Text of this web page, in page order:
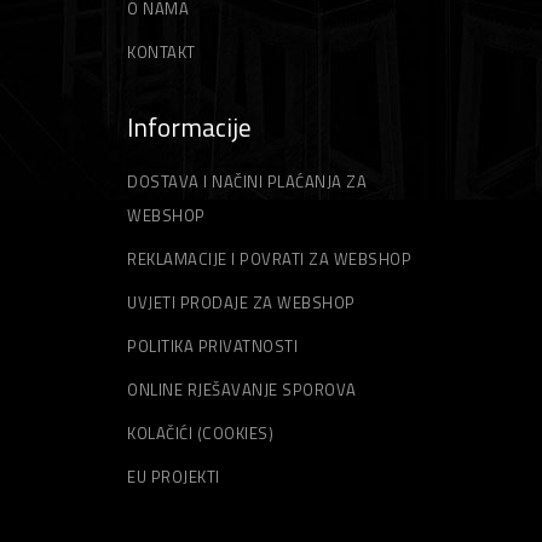
O NAMA
KONTAKT
Informacije
DOSTAVA I NAČINI PLAĆANJA ZA
WEBSHOP
REKLAMACIJE I POVRATI ZA WEBSHOP
UVJETI PRODAJE ZA WEBSHOP
POLITIKA PRIVATNOSTI
ONLINE RJEŠAVANJE SPOROVA
KOLAČIĆI (COOKIES)
EU PROJEKTI